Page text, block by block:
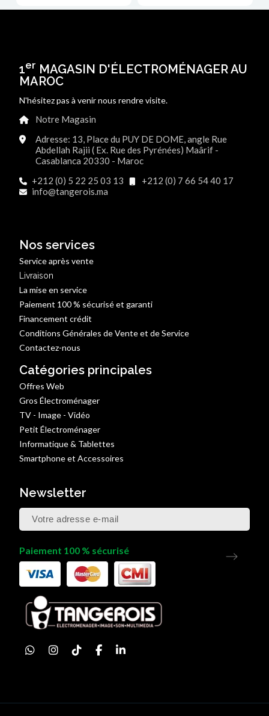
1er MAGASIN D'ÉLECTROMÉNAGER AU
MAROC
N'hésitez pas à venir nous rendre visite.
Notre Magasin
Adresse: 13, Place du PUY DE DOME, angle Rue
Abdellah Rajii ( Ex. Rue des Pyrénées) Maârif -
Casablanca 20330 - Maroc
+212 (0) 5 22 25 03 13
+212 (0) 7 66 54 40 17
info@tangerois.ma
Nos services
Service après vente
Livraison
La mise en service
Paiement 100 % sécurisé et garanti
Financement crédit
Conditions Générales de Vente et de Service
Contactez-nous
Catégories principales
Offres Web
Gros Électroménager
TV - Image - Vidéo
Petit Électroménager
Informatique & Tablettes
Smartphone et Accessoires
Newsletter
Paiement 100 % sécurisé